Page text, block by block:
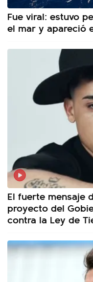
Fue viral: estuvo
el mar y apareció
El fuerte mensaje
proyecto del
contra la Ley de